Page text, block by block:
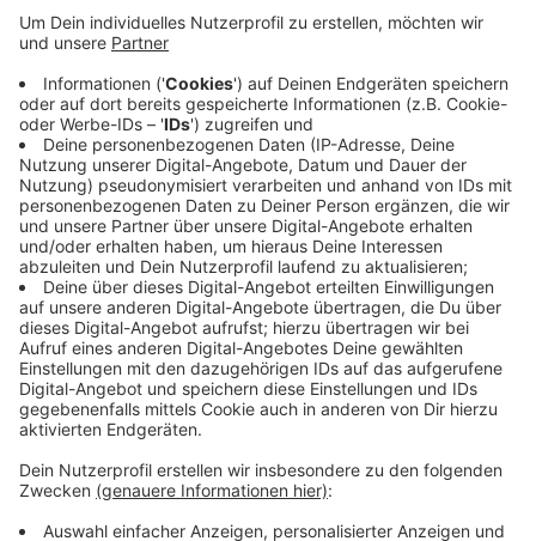
Das Rezept: "Zander mit Schinkenkruste"
Zutaten:
4 Stk. Zander
4 Scheiben Parmaschinken
100 g Sauerkraut
Anzeige
Und so bereitet ihr das Essen zu
Anzeige